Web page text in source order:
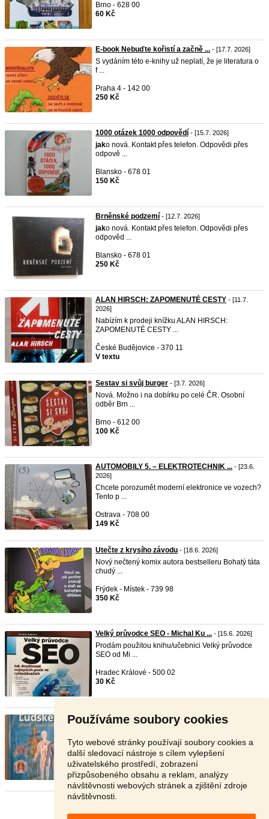
Používáme soubory cookies
Tyto webové stránky používají soubory cookies a
další sledovací nástroje s cílem vylepšení
uživatelského prostředí, zobrazení
přizpůsobeného obsahu a reklam, analýzy
návštěvnosti webových stránek a zjištění zdroje
návštěvnosti.
Brno - 628 00
60 Kč
E-book Nebuďte kořistí a začně ... - [17.7. 2026]
S vydáním této e-knihy už neplatí, že je literatura o
f ...
Praha 4 - 142 00
250 Kč
1000 otázek 1000 odpovědí - [15.7. 2026]
jako nová. Kontakt přes telefon. Odpovědi přes
odpově ...
Blansko - 678 01
150 Kč
Brněnské podzemí - [12.7. 2026]
jako nová. Kontakt přes telefon. Odpovědi přes
odpověd ...
Blansko - 678 01
250 Kč
ALAN HIRSCH: ZAPOMENUTÉ CESTY - [11.7.
2026]
Nabízím k prodeji knížku ALAN HIRSCH:
ZAPOMENUTÉ CESTY ...
České Budějovice - 370 11
V textu
Sestav si svůj burger - [3.7. 2026]
Nová. Možno i na dobírku po celé ČR. Osobní
odběr Brn ...
Brno - 612 00
100 Kč
AUTOMOBILY 5. – ELEKTROTECHNIK ... - [23.6.
2026]
Chcete porozumět moderní elektronice ve vozech?
Tento p ...
Ostrava - 708 00
149 Kč
Utečte z krysího závodu - [18.6. 2026]
Nový nečtený komix autora bestselleru Bohatý táta
chudý ...
Frýdek - Místek - 739 98
350 Kč
Velký průvodce SEO - Michal Ku ... - [15.6. 2026]
Prodám použitou knihu/učebnici Velký průvodce
SEO od Mi ...
Hradec Králové - 500 02
30 Kč
Lidské tělo. Orgány. Tělní sys ...- [14.6. 2026]
jak
funguje naše ...
Hodonín - 695 01
150 Kč